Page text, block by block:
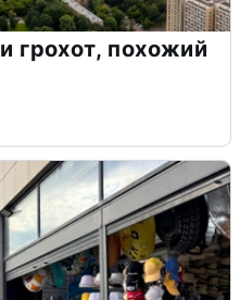
грохот, похожий